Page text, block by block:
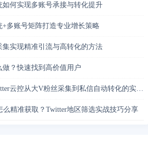
如何实现多账号承接与转化提升
+多账号矩阵打造专业增长策略
集实现精准引流与高转化的方法
？快速找到高价值用户
云控从大V粉丝采集到私信自动转化的实操闭环
么精准获取？Twitter地区筛选实战技巧分享